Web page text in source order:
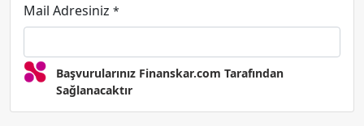
Mail Adresiniz *
Başvurularınız Finanskar.com Tarafından
Sağlanacaktır